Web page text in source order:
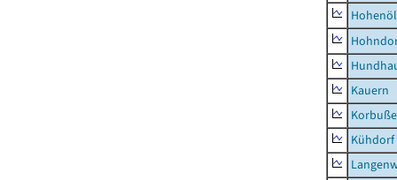
Kauern
Kühdorf